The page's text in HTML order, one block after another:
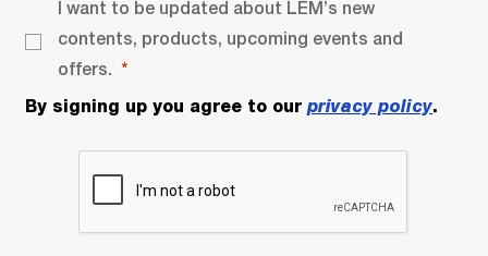
I want to be updated about LEM’s new
contents, products, upcoming events and
offers.
By signing up you agree to our privacy policy.